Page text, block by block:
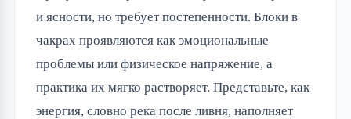
и ясности, но требует постепенности. Блоки в
чакрах проявляются как эмоциональные
проблемы или физическое напряжение, а
практика их мягко растворяет. Представьте, как
энергия, словно река после ливня, наполняет